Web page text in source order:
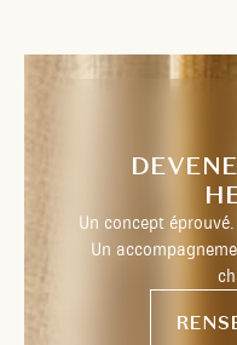
Un concept
Un